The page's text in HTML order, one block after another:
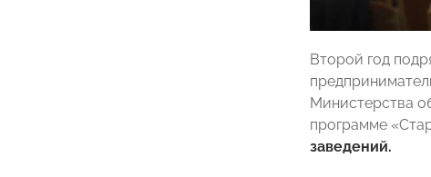
Второй год
Министерства
программе
заведений.